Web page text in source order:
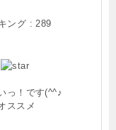
ング : 289
っ！です(^^♪
ススメ